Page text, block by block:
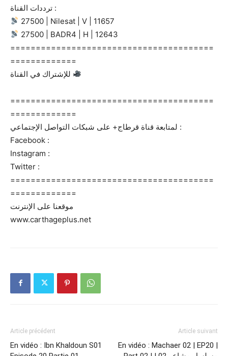
ترددات القناة :
27500 | Nilesat | V | 11657
27500 | BADR4 | H | 12643
========================================
=============
========================================
=============
لمتابعة قناة قرطاج+ على شبكات التواصل الإجتماعي :
Facebook :
Instagram :
Twitter :
========================================
=============
موقعنا على الإنترنت
www.carthageplus.net
Article précédent
En vidéo : Ibn Khaldoun S01
Article suivant
En vidéo : Machaer 02 | EP20 |